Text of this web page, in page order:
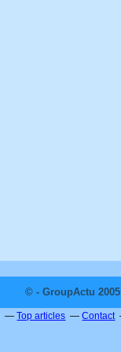
© - GroupActu
Top articles Contact